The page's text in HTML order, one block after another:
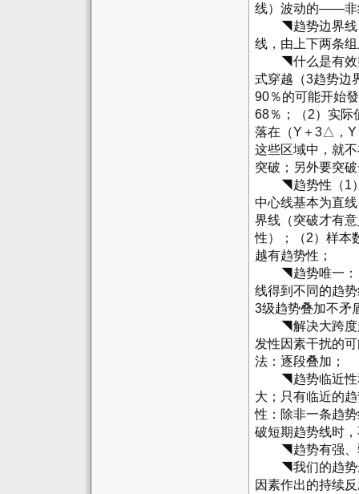
线）波动的――非
◥趋势边界线：
线，由上下两条
◥什么是有效突
式穿越（3趋势边
90％的可能开始
68％；（2）实
落在（Y＋3△，Y
这些区域中，就
突破；另外要突
◥趋势性（1）
中心线基本为直
界线（突破才有
性）；（2）样本
越有趋势性；
◥趋势唯一：（
线得到不同的趋
3级趋势叠加不矛
◥解决大跨度趋
发性因素干扰的
法：逐段叠加；
◥趋势临近性和
大；只有临近的
性：除非一条趋
破短期趋势线时
◥趋势有强、
◥我们的趋势最
因素作出的持续